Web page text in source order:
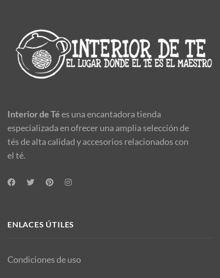
Interior de Tées una encantadora tienda
especializada en ofrecer una amplia selección de
tés de alta calidad y accesorios relacionados con
el té.
ENLACES ÚTILES
Condiciones de uso